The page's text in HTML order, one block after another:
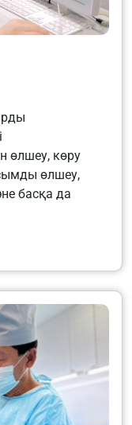
өлшеу, көру
өлшеу,
басқа да